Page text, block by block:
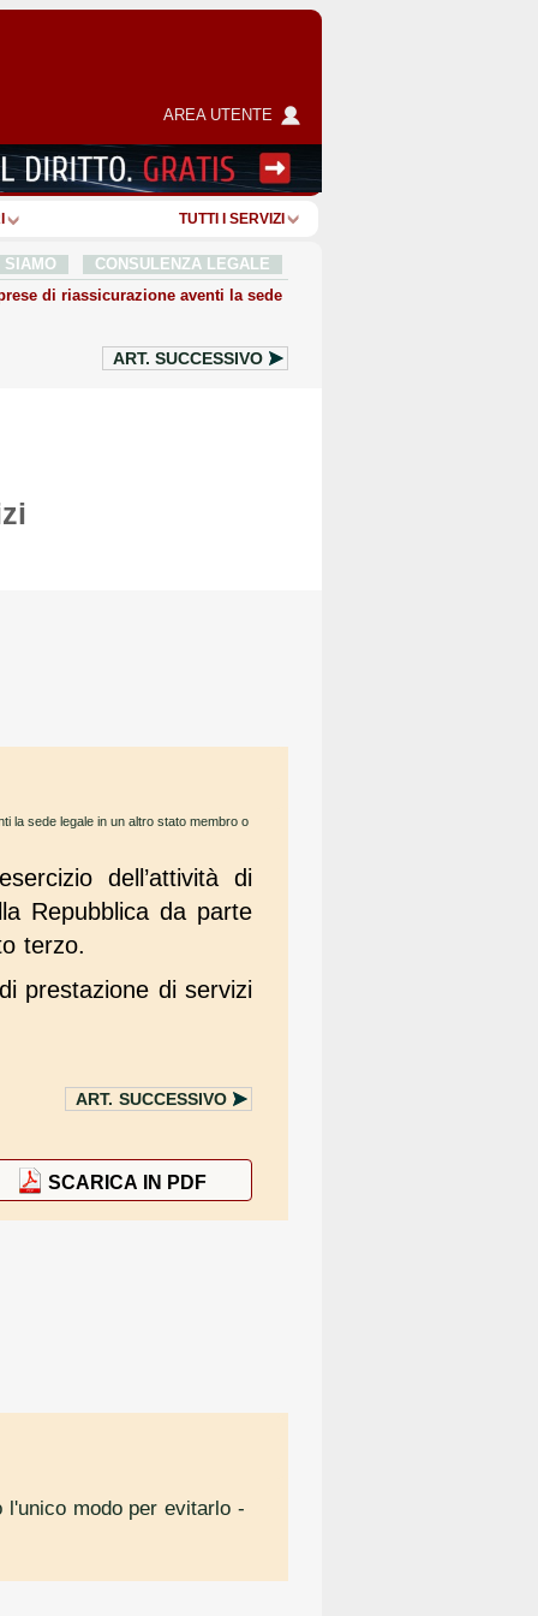
AREA UTENTE
TUTTI I SERVIZI
SIAMO
CONSULENZA LEGALE
di riassicurazione aventi la sede
ART. SUCCESSIVO
la sede legale in un altro stato membro o
dell’attività di
Repubblica da parte
terzo.
prestazione di servizi
ART. SUCCESSIVO
SCARICA IN PDF
modo per evitarlo -